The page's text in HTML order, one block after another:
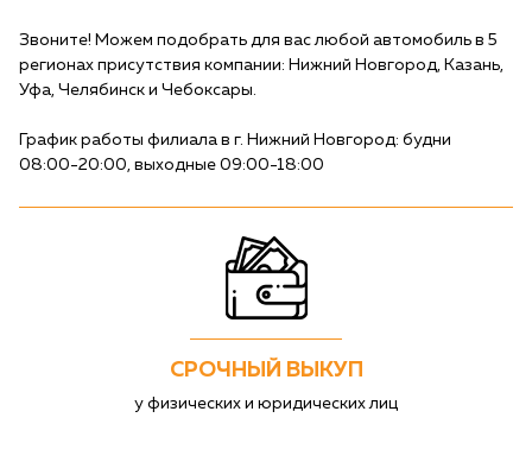
Звоните! Можем подобрать для вас любой автомобиль в 5
регионах присутствия компании: Нижний Новгород, Казань,
Уфа, Челябинск и Чебоксары.
График работы филиала в г. Нижний Новгород: будни
08:00-20:00, выходные 09:00-18:00
СРОЧНЫЙ ВЫКУП
у физических и юридических лиц